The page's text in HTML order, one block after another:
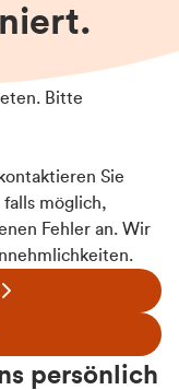
Bitte
Sie
möglich,
Fehler an. Wir
persönlich